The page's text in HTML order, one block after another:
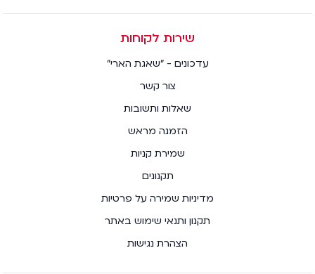
שירות לקוחות
עדכונים - "שאגת הארי"
צור קשר
שאלות ותשובות
הזמנה מראש
שמירת קניות
תקנונים
מדיניות שמירה על פרטיות
תקנון ותנאי שימוש באתר
הצהרת נגישות